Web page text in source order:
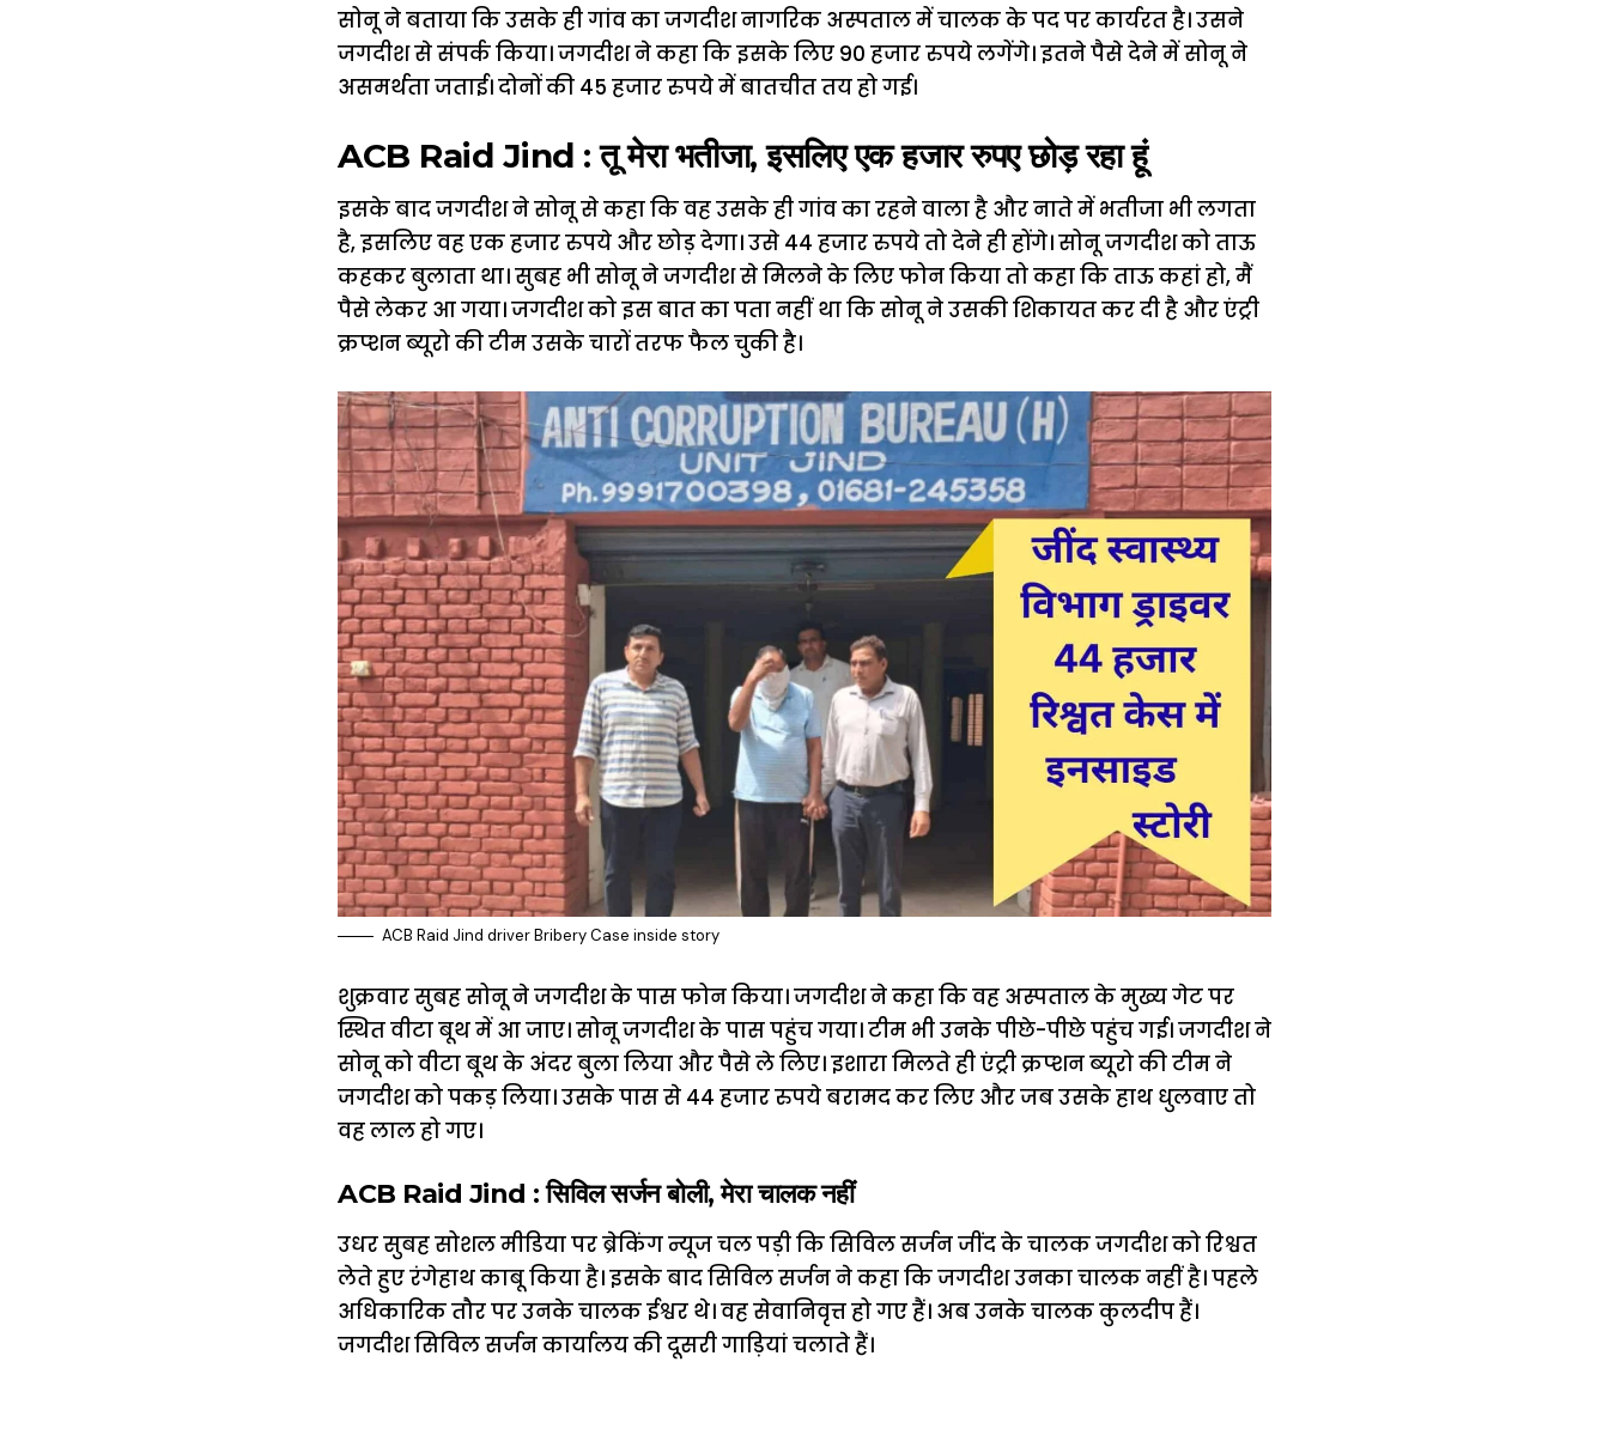
सोनू ने बताया कि उसके ही गांव का जगदीश नागरिक अस्पताल में चालक के पद पर कार्यरत है। उसने
जगदीश से संपर्क किया। जगदीश ने कहा कि इसके लिए 90 हजार रुपये लगेंगे। इतने पैसे देने में सोनू ने
असमर्थता जताई। दोनों की 45 हजार रुपये में बातचीत तय हो गई।
ACB Raid Jind : तू मेरा भतीजा, इसलिए एक हजार रुपए छोड़ रहा हूं
इसके बाद जगदीश ने सोनू से कहा कि वह उसके ही गांव का रहने वाला है और नाते में भतीजा भी लगता
है, इसलिए वह एक हजार रुपये और छोड़ देगा। उसे 44 हजार रुपये तो देने ही होंगे। सोनू जगदीश को ताऊ
कहकर बुलाता था। सुबह भी सोनू ने जगदीश से मिलने के लिए फोन किया तो कहा कि ताऊ कहां हो, मैं
पैसे लेकर आ गया। जगदीश को इस बात का पता नहीं था कि सोनू ने उसकी शिकायत कर दी है और एंट्री
क्रप्शन ब्यूरो की टीम उसके चारों तरफ फैल चुकी है।
ACB Raid Jind driver Bribery Case inside story
शुक्रवार सुबह सोनू ने जगदीश के पास फोन किया। जगदीश ने कहा कि वह अस्पताल के मुख्य गेट पर
स्थित वीटा बूथ में आ जाए। सोनू जगदीश के पास पहुंच गया। टीम भी उनके पीछे-पीछे पहुंच गई। जगदीश ने
सोनू को वीटा बूथ के अंदर बुला लिया और पैसे ले लिए। इशारा मिलते ही एंट्री क्रप्शन ब्यूरो की टीम ने
जगदीश को पकड़ लिया। उसके पास से 44 हजार रुपये बरामद कर लिए और जब उसके हाथ धुलवाए तो
वह लाल हो गए।
ACB Raid Jind : सिविल सर्जन बोली, मेरा चालक नहीं
उधर सुबह सोशल मीडिया पर ब्रेकिंग न्यूज चल पड़ी कि सिविल सर्जन जींद के चालक जगदीश को रिश्वत
लेते हुए रंगेहाथ काबू किया है। इसके बाद सिविल सर्जन ने कहा कि जगदीश उनका चालक नहीं है। पहले
अधिकारिक तौर पर उनके चालक ईश्वर थे। वह सेवानिवृत्त हो गए हैं। अब उनके चालक कुलदीप हैं।
जगदीश सिविल सर्जन कार्यालय की दूसरी गाड़ियां चलाते हैं।